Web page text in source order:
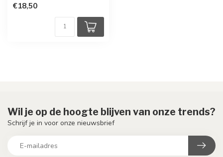
€18,50
Wil je op de hoogte blijven van onze trends?
Schrijf je in voor onze nieuwsbrief